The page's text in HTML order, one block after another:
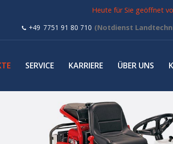
Heute für Sie geöffnet
+49 7751 91 80 710
SERVICE KARRIERE ÜBER UNS